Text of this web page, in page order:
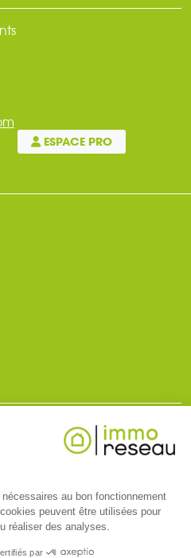
ESPACE PRO
Mentions légales
professionnelle T et G n° CPI 3002
au bon fonctionnement
peuvent être utilisées pour
réaliser des analyses.
par